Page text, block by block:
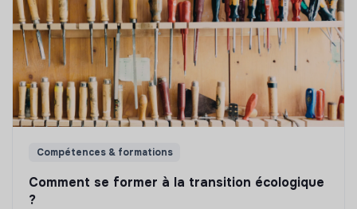
Compétences & formations
Comment se former à la transition écologique
?